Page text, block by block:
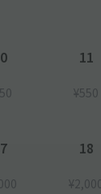
11
¥550
18